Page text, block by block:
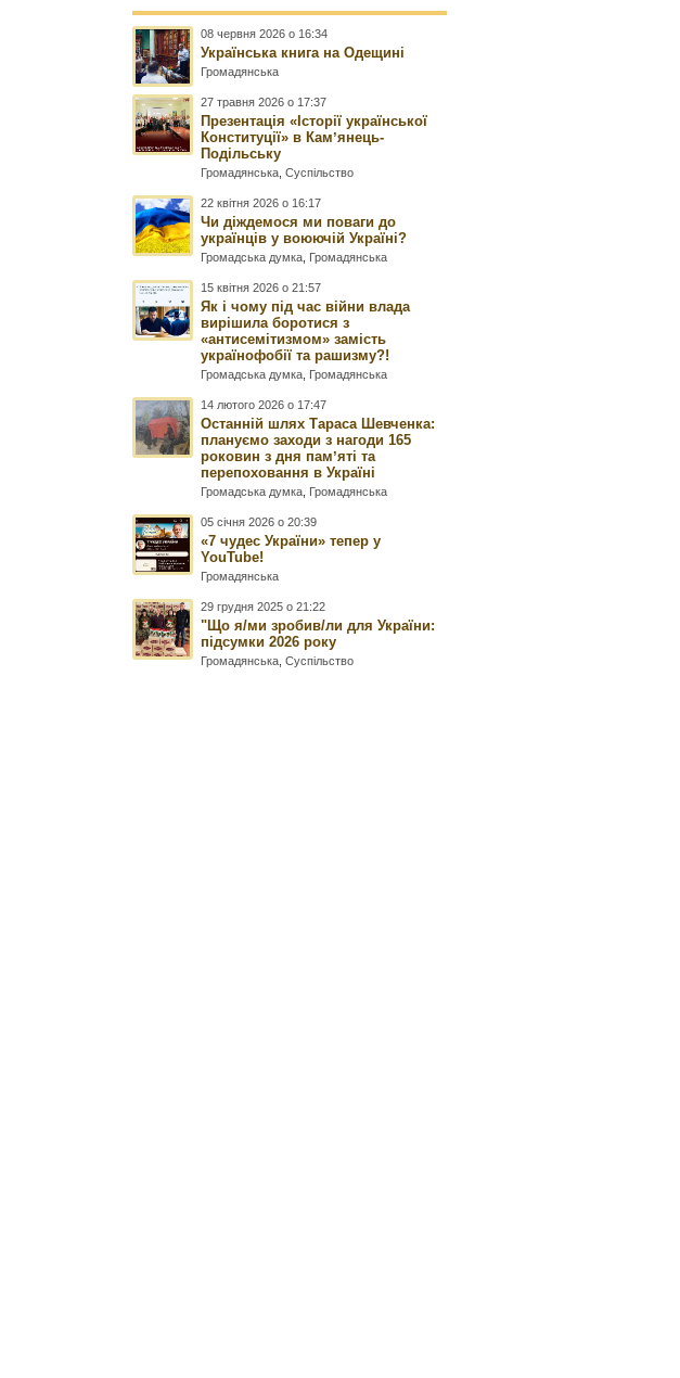
08 червня 2026 о 16:34
Українська книга на Одещині
Громадянська
27 травня 2026 о 17:37
Презентація «Історії української
Конституції» в Камʼянець-
Подільську
Громадянська ,Суспільство
22 квітня 2026 о 16:17
Чи діждемося ми поваги до
українців у воюючій Україні?
Громадська думка Громадянська
15 квітня 2026 о 21:57
Як і чому під час війни влада
вирішила боротися з
«антисемітизмом» замість
українофобії та рашизму?!
Громадська думка Громадянська
14 лютого 2026 о 17:47
Останній шлях Тараса Шевченка:
плануємо заходи з нагоди 165
роковин з дня памʼяті та
перепоховання в Україні
Громадська думка Громадянська
05 січня 2026 о 20:39
«7 чудес України» тепер у
YouTube!
Громадянська
29 грудня 2025 о 21:22
"Що я/ми зробив/ли для України:
підсумки 2026 року
Громадянська ,Суспільство